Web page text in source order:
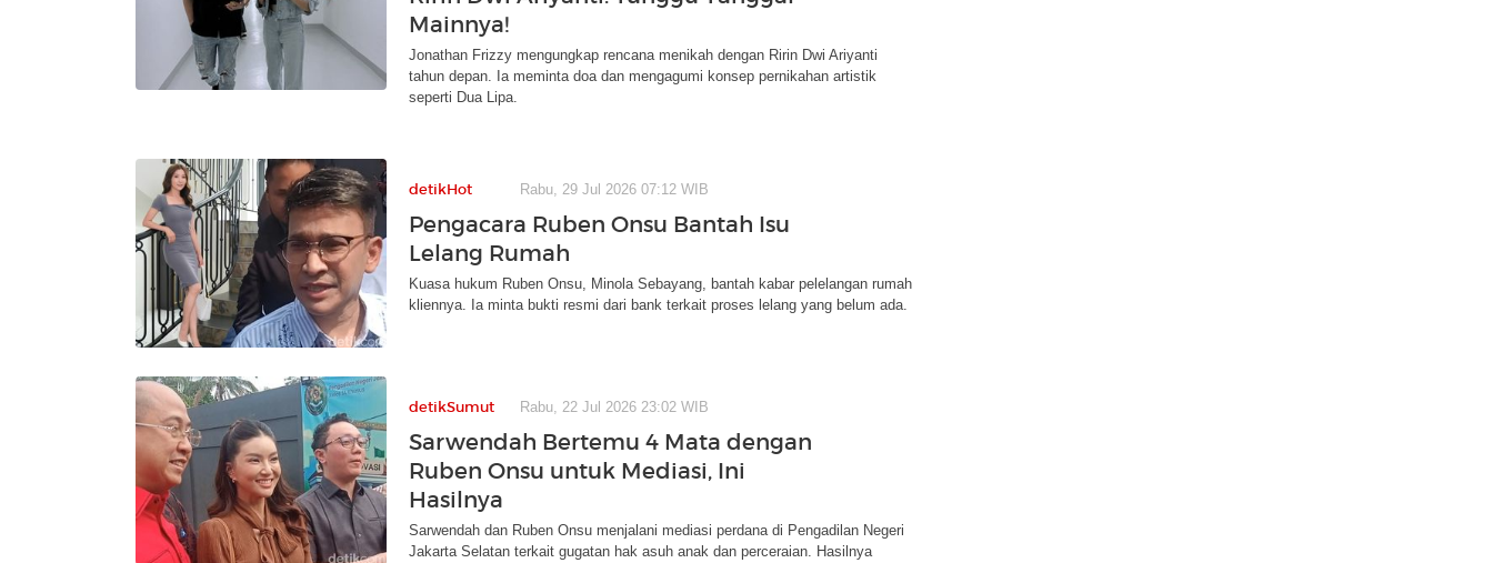
Mainnya!
Jonathan Frizzy mengungkap rencana menikah dengan Ririn Dwi Ariyanti
tahun depan. Ia meminta doa dan mengagumi konsep pernikahan artistik
seperti Dua Lipa.
detikHot Rabu, 29 Jul 2026 07:12 WIB
Pengacara Ruben Onsu Bantah Isu
Lelang Rumah
Kuasa hukum Ruben Onsu, Minola Sebayang, bantah kabar pelelangan rumah
kliennya. Ia minta bukti resmi dari bank terkait proses lelang yang belum ada.
detikSumut Rabu, 22 Jul 2026 23:02 WIB
Sarwendah Bertemu 4 Mata dengan
Ruben Onsu untuk Mediasi, Ini
Hasilnya
Sarwendah dan Ruben Onsu menjalani mediasi perdana di Pengadilan Negeri
Jakarta Selatan terkait gugatan hak asuh anak dan perceraian. Hasilnya